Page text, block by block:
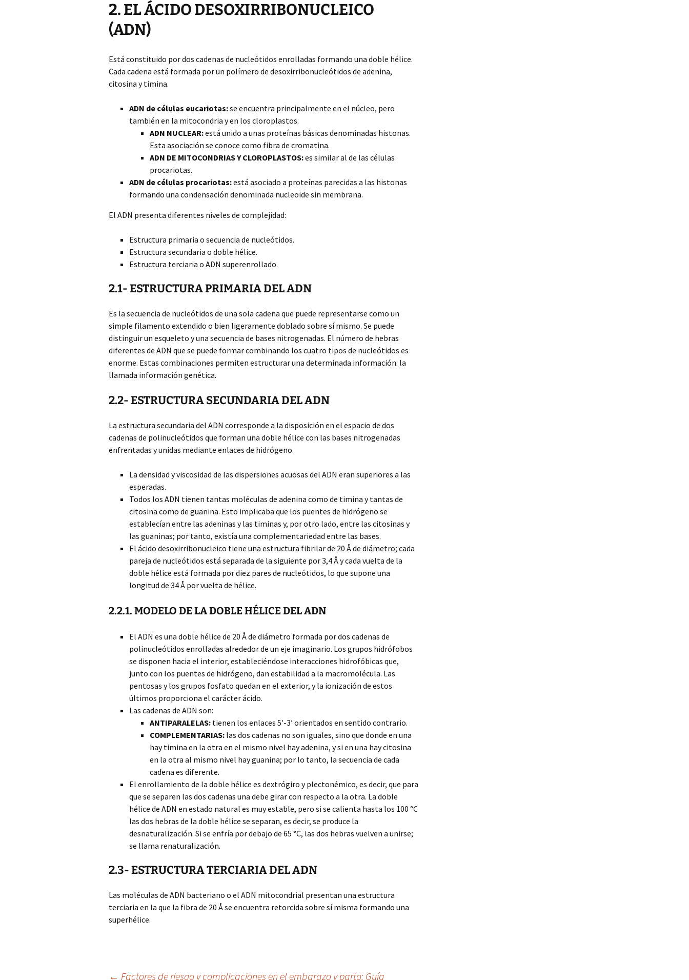
2. EL ÁCIDO DESOXIRRIBONUCLEICO
(ADN)
Está constituido por dos cadenas de nucleótidos enrolladas formando una doble hélice.
Cada cadena está formada por un polímero de desoxirribonucleótidos de adenina,
citosina y timina.
ADN de células eucariotas:se encuentra principalmente en el núcleo, pero
también en la mitocondria y en los cloroplastos.
ADN NUCLEAR:está unido a unas proteínas básicas denominadas histonas.
Esta asociación se conoce como fibra de cromatina.
ADN DE MITOCONDRIAS Y CLOROPLASTOS:es similar al de las células
procariotas.
ADN de células procariotas:está asociado a proteínas parecidas a las histonas
formando una condensación denominada nucleoide sin membrana.
El ADN presenta diferentes niveles de complejidad:
Estructura primaria o secuencia de nucleótidos.
Estructura secundaria o doble hélice.
Estructura terciaria o ADN superenrollado.
2.1- ESTRUCTURA PRIMARIA DEL ADN
Es la secuencia de nucleótidos de una sola cadena que puede representarse como un
simple filamento extendido o bien ligeramente doblado sobre sí mismo. Se puede
distinguir un esqueleto y una secuencia de bases nitrogenadas. El número de hebras
diferentes de ADN que se puede formar combinando los cuatro tipos de nucleótidos es
enorme. Estas combinaciones permiten estructurar una determinada información: la
llamada información genética.
2.2- ESTRUCTURA SECUNDARIA DEL ADN
La estructura secundaria del ADN corresponde a la disposición en el espacio de dos
cadenas de polinucleótidos que forman una doble hélice con las bases nitrogenadas
enfrentadas y unidas mediante enlaces de hidrógeno.
La densidad y viscosidad de las dispersiones acuosas del ADN eran superiores a las
esperadas.
Todos los ADN tienen tantas moléculas de adenina como de timina y tantas de
citosina como de guanina. Esto implicaba que los puentes de hidrógeno se
establecían entre las adeninas y las timinas y, por otro lado, entre las citosinas y
las guaninas; por tanto, existía una complementariedad entre las bases.
El ácido desoxirribonucleico tiene una estructura fibrilar de 20 Å de diámetro; cada
pareja de nucleótidos está separada de la siguiente por 3,4 Å y cada vuelta de la
doble hélice está formada por diez pares de nucleótidos, lo que supone una
longitud de 34 Å por vuelta de hélice.
2.2.1. MODELO DE LA DOBLE HÉLICE DEL ADN
El ADN es una doble hélice de 20 Å de diámetro formada por dos cadenas de
polinucleótidos enrolladas alrededor de un eje imaginario. Los grupos hidrófobos
se disponen hacia el interior, estableciéndose interacciones hidrofóbicas que,
junto con los puentes de hidrógeno, dan estabilidad a la macromolécula. Las
pentosas y los grupos fosfato quedan en el exterior, y la ionización de estos
últimos proporciona el carácter ácido.
Las cadenas de ADN son:
ANTIPARALELAS: tienen los enlaces 5′-3′ orientados en sentido contrario.
COMPLEMENTARIAS: las dos cadenas no son iguales, sino que donde en una
hay timina en la otra en el mismo nivel hay adenina, y si en una hay citosina
en la otra al mismo nivel hay guanina; por lo tanto, la secuencia de cada
cadena es diferente.
El enrollamiento de la doble hélice es dextrógiro y plectonémico, es decir, que para
que se separen las dos cadenas una debe girar con respecto a la otra. La doble
hélice de ADN en estado natural es muy estable, pero si se calienta hasta los 100 °C
las dos hebras de la doble hélice se separan, es decir, se produce la
desnaturalización. Si se enfría por debajo de 65 °C, las dos hebras vuelven a unirse;
se llama renaturalización.
2.3- ESTRUCTURA TERCIARIA DEL ADN
Las moléculas de ADN bacteriano o el ADN mitocondrial presentan una estructura
terciaria en la que la fibra de 20 Å se encuentra retorcida sobre sí misma formando una
superhélice.
← Factores de riesgo y complicaciones en el embarazo y parto: Guía